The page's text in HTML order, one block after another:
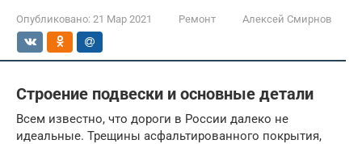
Опубликовано: 21 Мар 2021 Ремонт Алексей Смирнов
Строение подвески и основные детали
Всем известно, что дороги в России далеко не
идеальные. Трещины асфальтированного покрытия,